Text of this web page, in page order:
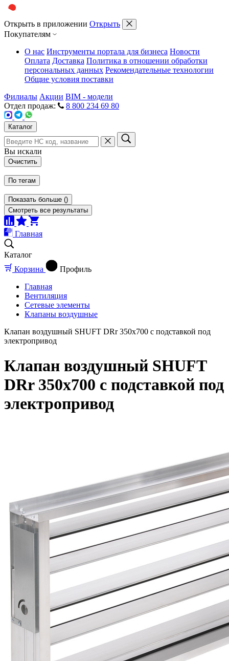
Открыть в приложении Открыть
Покупателям
О нас Инструменты портала для бизнеса Новости
Оплата Доставка Политика в отношении обработки
персональных данных Рекомендательные технологии
Общие условия поставки
Филиалы Акции BIM - модели
Отдел продаж:
8 800 234 69 80
Каталог
Вы искали
Очистить
По тегам
Показать больше ()
Смотреть все результаты
Главная
Каталог
Корзина
Профиль
Главная
Вентиляция
Сетевые элементы
Клапаны воздушные
Клапан воздушный SHUFT DRr 350х700 с подставкой под
электропривод
Клапан воздушный SHUFT
DRr 350х700 с подставкой под
электропривод